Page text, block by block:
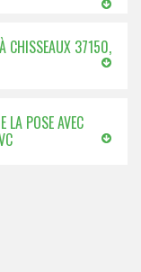
CHISSEAUX 37150,
LA POSE AVEC